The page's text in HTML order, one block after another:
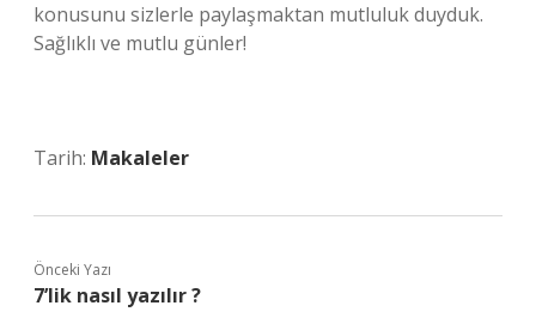
konusunu sizlerle paylaşmaktan mutluluk duyduk.
Sağlıklı ve mutlu günler!
Tarih: Makaleler
Önceki Yazı
7’lik nasıl yazılır ?